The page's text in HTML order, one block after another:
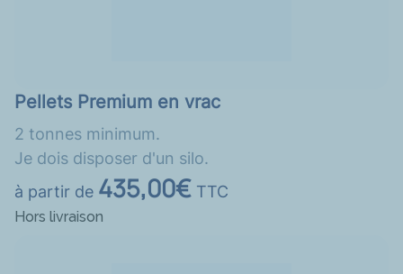
Pellets Premium en vrac
2 tonnes minimum.
Je dois disposer d'un silo.
à partir de 435,00€ TTC
Hors livraison